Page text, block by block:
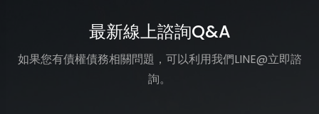
最新線上諮詢Q&A
如果您有債權債務相關問題，可以利用我們LINE@立即諮
詢。